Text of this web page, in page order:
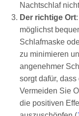
Nachtschlaf
Der richtige Ort
möglichst
Schlafmaske
zu minimieren
angenehmer
sorgt dafür,
Vermeiden Sie
die positiven